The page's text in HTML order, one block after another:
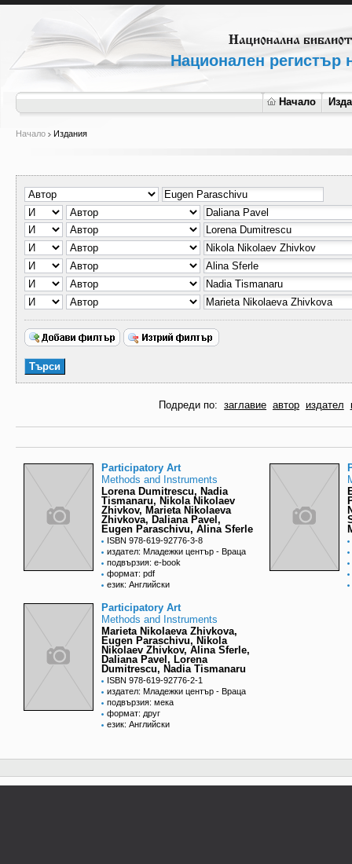
Национален регистър
Начало
Начало Издания
Подреди по: заглавие автор издател
Participatory Art
Methods and Instruments
Lorena Dumitrescu, Nadia
Tismanaru, Nikola Nikolaev
Zhivkov, Marieta Nikolaeva
Zhivkova, Daliana Pavel,
Eugen Paraschivu, Alina Sferle
ISBN 978-619-92776-3-8
издател: Младежки център - Враца
подвързия: e-book
формат: pdf
език: Английски
Participatory Art
Methods and Instruments
Marieta Nikolaeva Zhivkova,
Eugen Paraschivu, Nikola
Nikolaev Zhivkov, Alina Sferle,
Daliana Pavel, Lorena
Dumitrescu, Nadia Tismanaru
ISBN 978-619-92776-2-1
издател: Младежки център - Враца
подвързия: мека
формат: друг
език: Английски